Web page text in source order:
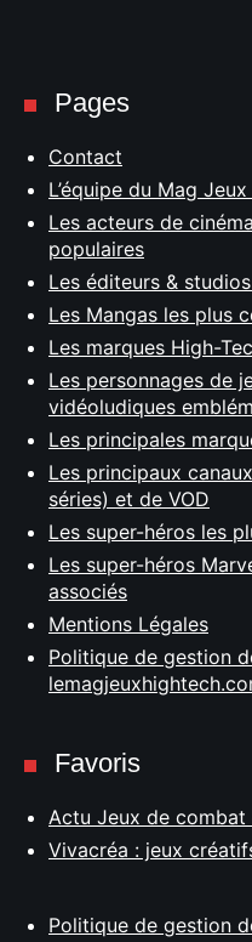
Pages
Contact
L’équipe du Mag
Les acteurs de
populaires
Les éditeurs &
Les Mangas les plus
Les marques High-
Les personnages de
vidéoludiques
Les principales
Les principaux
séries) et de VOD
Les super-héros les
Les super-héros
associés
Mentions Légales
Politique de gestion
Favoris
Actu Jeux de
Vivacréa : jeux
Politique de gestion